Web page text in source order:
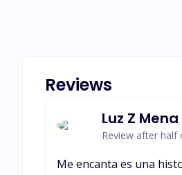
Reviews
Luz Z Mena
Review after half
Me encanta es una